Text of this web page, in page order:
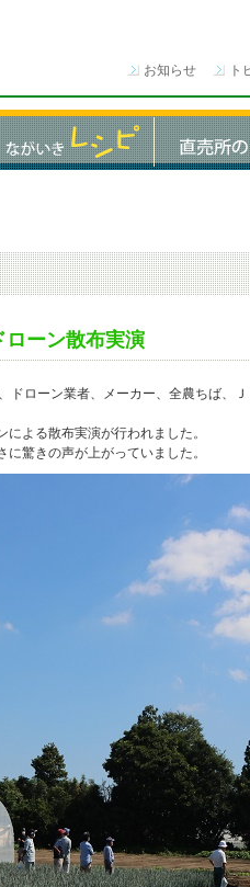
お知らせ ト
ーン散布実演
ローン業者、メーカー、全農ちば、
よる散布実演が行われました。
驚きの声が上がっていました。